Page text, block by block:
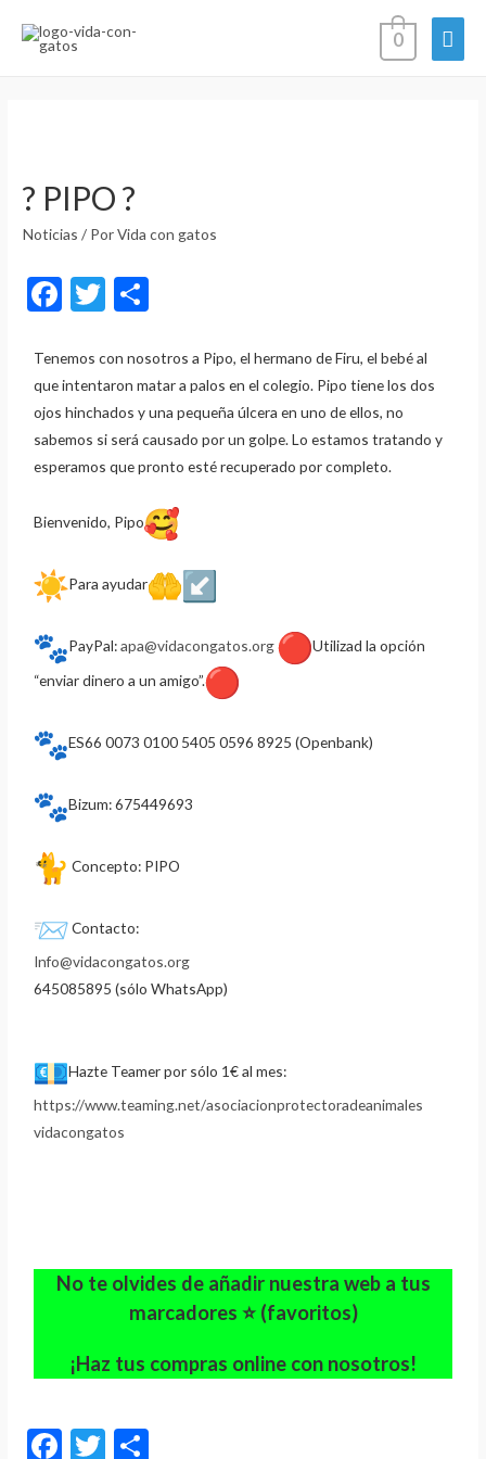
0
? PIPO ?
Noticias / PorVida con gatos
F
e
b
o
o
T
itt
er
m
p
ar
ti
r
Tenemos con nosotros a Pipo, el hermano de Firu, el bebé al
que intentaron matar a palos en el colegio. Pipo tiene los dos
ojos hinchados y una pequeña úlcera en uno de ellos, no
sabemos si será causado por un golpe. Lo estamos tratando y
esperamos que pronto esté recuperado por completo.
Bienvenido, Pipo
Para ayudar
PayPal:apa@vidacongatos.org
Utilizad la opción
“enviar dinero a un amigo”.
ES66 0073 0100 5405 0596 8925 (Openbank)
Bizum: 675449693
Concepto: PIPO
Contacto:
Info@vidacongatos.org
645085895 (sólo WhatsApp)
Hazte Teamer por sólo 1€ al mes:
https://www.teaming.net/asociacionprotectoradeanimales
vidacongatos
No te olvides de añadir nuestra web a tus
marcadores ⭐ (favoritos)
¡Haz tus compras online con nosotros!
F
T